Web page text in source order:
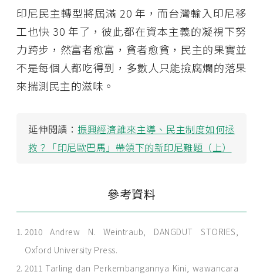
印尼民主轉型將屆滿 20 年，而台灣輸入印尼移
工也快 30 年了，彼此都在資本主義的凝視下努
力跨步，然富者愈富，貧者愈貧，民主的果實並
不是每個人都吃得到，多數人只能撿腐爛的落果
來揣測民主的滋味。
延伸閱讀： 振興經濟誰來主導、民主制度如何拯
救？「印尼歐巴馬」帶領下的新印尼難題（上）
參考資料
2010 Andrew N. Weintraub, DANGDUT STORIES,
Oxford University Press.
2011 Tarling dan Perkembangannya Kini, wawancara